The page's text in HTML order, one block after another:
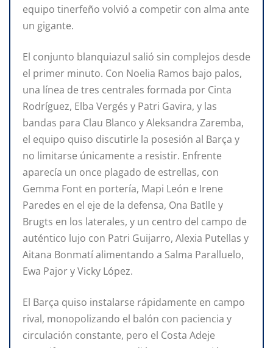
equipo tinerfeño volvió a competir con alma ante
un gigante.
El conjunto blanquiazul salió sin complejos desde
el primer minuto. Con Noelia Ramos bajo palos,
una línea de tres centrales formada por Cinta
Rodríguez, Elba Vergés y Patri Gavira, y las
bandas para Clau Blanco y Aleksandra Zaremba,
el equipo quiso discutirle la posesión al Barça y
no limitarse únicamente a resistir. Enfrente
aparecía un once plagado de estrellas, con
Gemma Font en portería, Mapi León e Irene
Paredes en el eje de la defensa, Ona Batlle y
Brugts en los laterales, y un centro del campo de
auténtico lujo con Patri Guijarro, Alexia Putellas y
Aitana Bonmatí alimentando a Salma Paralluelo,
Ewa Pajor y Vicky López.
El Barça quiso instalarse rápidamente en campo
rival, monopolizando el balón con paciencia y
circulación constante, pero el Costa Adeje